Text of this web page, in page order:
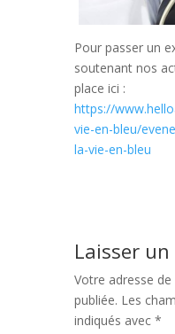
Pour passer un
soutenant nos
place ici :
https://
vie-en-bleu/
la-vie-en-bleu
Laisser
Votre adresse
publiée. Les
indiqués avec *